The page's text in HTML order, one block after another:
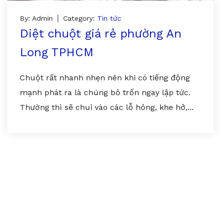
By: Admin Category: Tin tức
Diệt chuột giá rẻ phường An
Long TPHCM
Chuột rất nhanh nhẹn nên khi có tiếng động
mạnh phát ra là chúng bỏ trốn ngay lập tức.
Thường thì sẽ chui vào các lỗ hỏng, khe hở,...